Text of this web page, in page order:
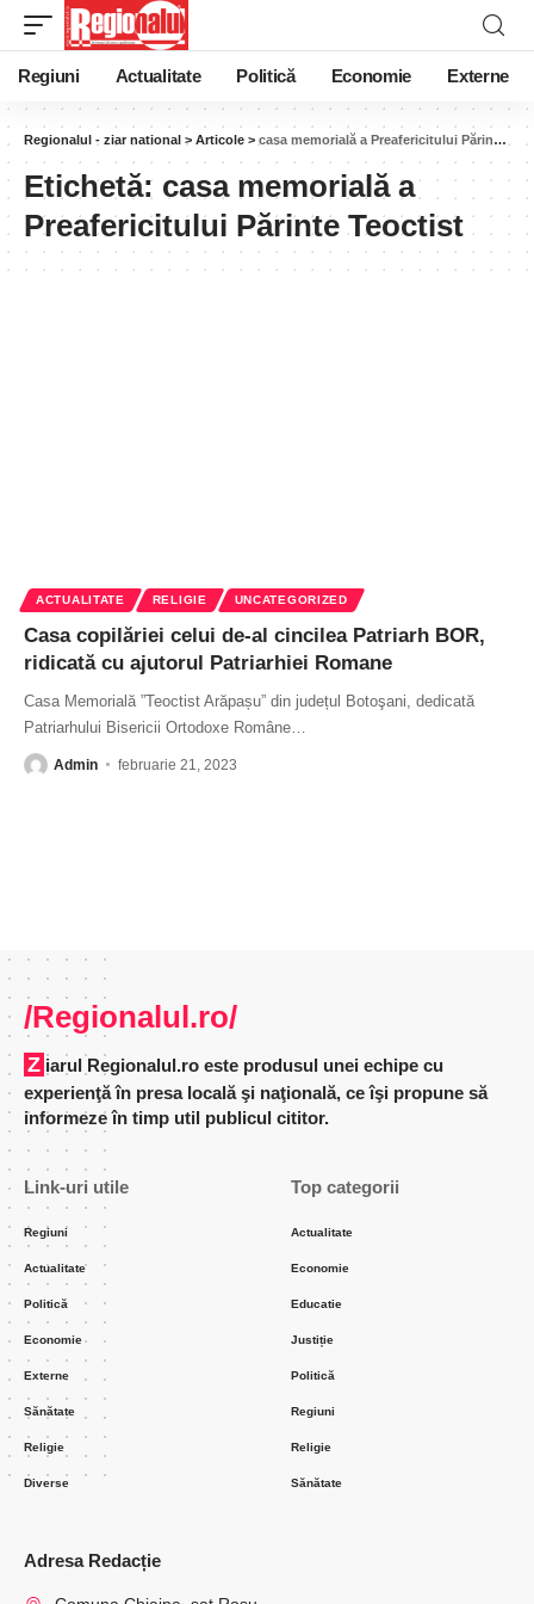
Regiuni Actualitate Politică Economie Externe
Regionalul - ziar national > Articole > casa memorială a Preafericitului Părinte Teoctist
Etichetă: casa memorială a
Preafericitului Părinte Teoctist
ACTUALITATE RELIGIE UNCATEGORIZED
Casa copilăriei celui de-al cincilea Patriarh BOR,
ridicată cu ajutorul Patriarhiei Romane
Casa Memorială ”Teoctist Arăpașu” din județul Botoşani, dedicată
Patriarhului Bisericii Ortodoxe Române
Admin februarie 21, 2023
/Regionalul.ro/
Ziarul Regionalul.ro este produsul unei echipe cu
experienţă în presa locală şi naţională, ce îşi propune să
informeze în timp util publicul cititor.
Link-uri utile
Regiuni
Actualitate
Politică
Economie
Externe
Sănătate
Religie
Diverse
Top categorii
Actualitate
Economie
Educatie
Justiție
Politică
Regiuni
Religie
Sănătate
Adresa Redacție